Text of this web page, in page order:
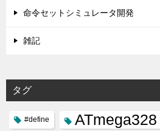
命令セットシミュレータ開発
雑記
タグ
#define ATmega328